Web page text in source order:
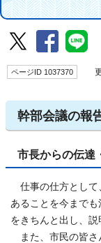
ページID 1037370 更
幹部会議の報
市長からの伝達
仕事の仕方として
あることを今まで
をきちんと出し、説
また、市民の皆さ